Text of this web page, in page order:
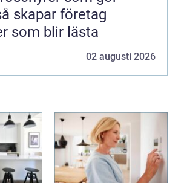
som blir lästa
02 augusti 2026